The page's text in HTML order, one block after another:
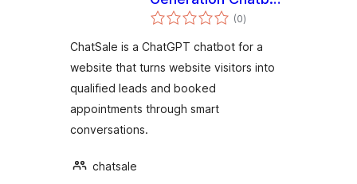
– ChatSale
(0αξιολογήσεις
σύνολο
)
ChatSale is a ChatGPT chatbot for a
website that turns website visitors into
qualified leads and booked
appointments through smart
conversations.
chatsale